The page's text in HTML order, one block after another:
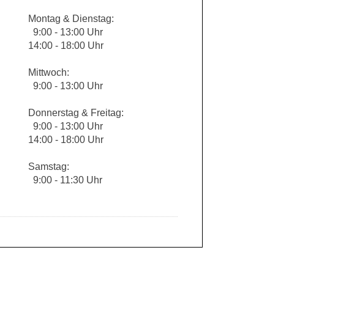
Montag & Dienstag:
9:00 - 13:00 Uhr
14:00 - 18:00 Uhr
Mittwoch:
9:00 - 13:00 Uhr
Donnerstag & Freitag:
9:00 - 13:00 Uhr
14:00 - 18:00 Uhr
Samstag:
9:00 - 11:30 Uhr